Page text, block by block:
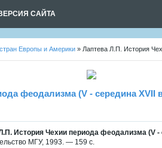
САЙТА
Европы и Америки » Лаптева Л.П. История
феодализма (V - середина XVII
История Чехии периода феодализма (V -
МГУ, 1993. — 159 с.